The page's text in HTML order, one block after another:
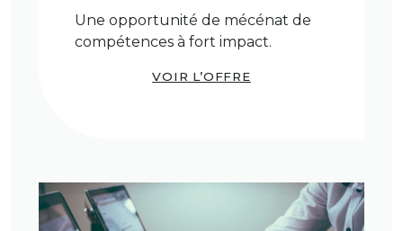
Une opportunité de mécénat de
compétences à fort impact.
VOIR L’OFFRE